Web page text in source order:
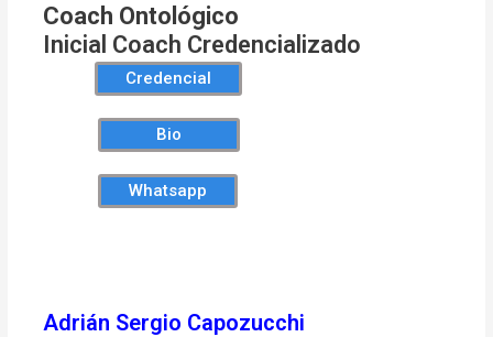
Coach Ontológico
Inicial Coach Credencializado
Credencial
Bio
Whatsapp
Adrián Sergio Capozucchi